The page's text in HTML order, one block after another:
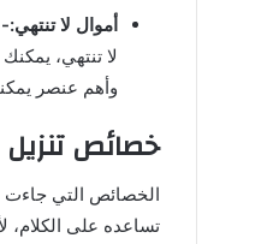
أموال لا تنتهي:-
لا تنتهي،
وأهم عنصر
خصائص تنزيل
الخصائص التي جاءت
تساعده على الكلام،